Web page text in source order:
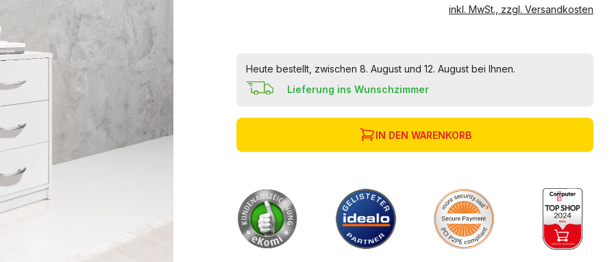
inkl. MwSt., zzgl. Versandkosten
Heute bestellt, zwischen 8. August und 12. August bei Ihnen.
Lieferung ins Wunschzimmer
IN DEN WARENKORB